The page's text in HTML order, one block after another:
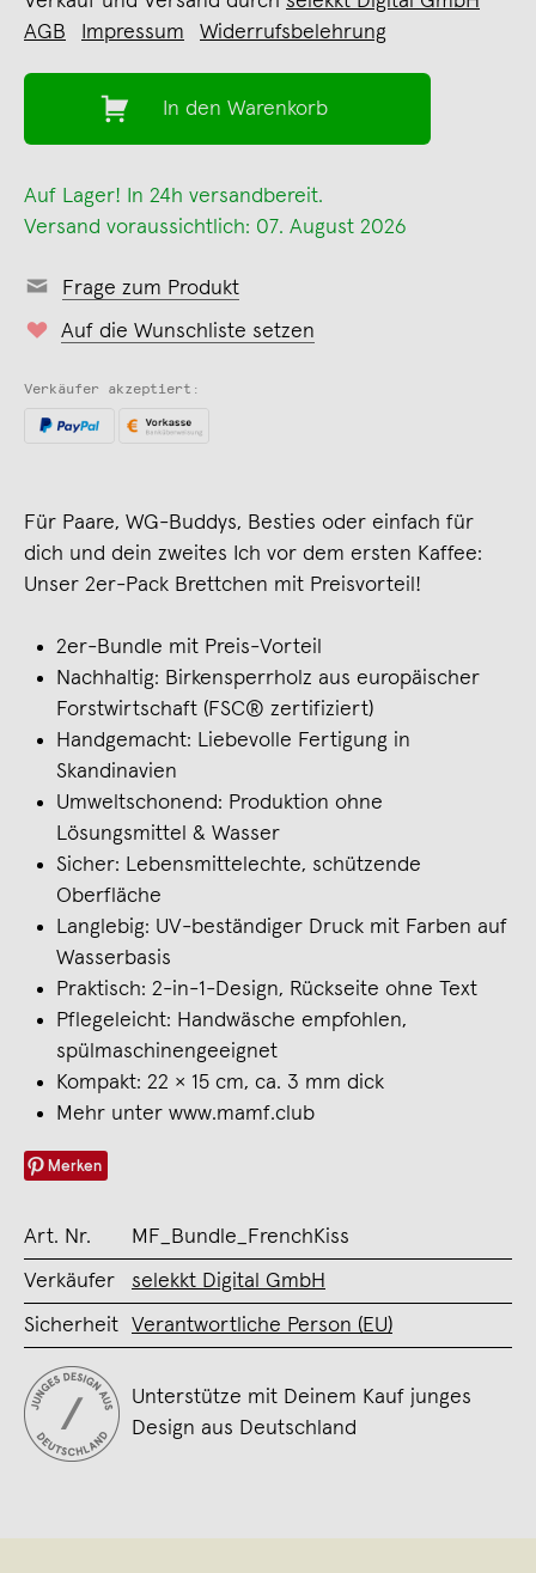
AGB
Impressum Widerrufsbelehrung
In den Warenkorb
Auf Lager! In 24h versandbereit.
Versand voraussichtlich: 07. August 2026
Frage zum Produkt
Auf die Wunschliste setzen
Verkäufer akzeptiert:
Für Paare, WG-Buddys, Besties oder einfach für
dich und dein zweites Ich vor dem ersten Kaffee:
Unser 2er-Pack Brettchen mit Preisvorteil!
2er-Bundle mit Preis-Vorteil
Nachhaltig: Birkensperrholz aus europäischer
Forstwirtschaft (FSC® zertifiziert)
Handgemacht: Liebevolle Fertigung in
Skandinavien
Umweltschonend: Produktion ohne
Lösungsmittel & Wasser
Sicher: Lebensmittelechte, schützende
Oberfläche
Langlebig: UV-beständiger Druck mit Farben auf
Wasserbasis
Praktisch: 2-in-1-Design, Rückseite ohne Text
Pflegeleicht: Handwäsche empfohlen,
spülmaschinengeeignet
Kompakt: 22 × 15 cm, ca. 3 mm dick
Mehr unter www.mamf.club
Merken
Art. Nr. MF_Bundle_FrenchKiss
Verkäufer selekkt Digital GmbH
Sicherheit Verantwortliche Person (EU)
Unterstütze mit Deinem Kauf junges
Design aus Deutschland